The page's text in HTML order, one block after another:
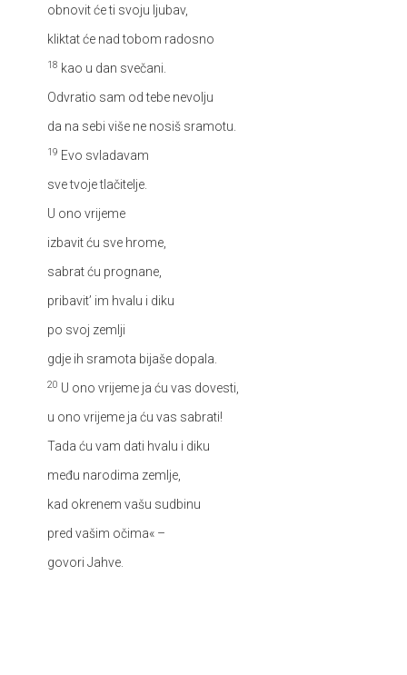
obnovit će ti svoju ljubav,
kliktat će nad tobom radosno
18 kao u dan svečani.
Odvratio sam od tebe nevolju
da na sebi više ne nosiš sramotu.
19 Evo svladavam
sve tvoje tlačitelje.
U ono vrijeme
izbavit ću sve hrome,
sabrat ću prognane,
pribavit’ im hvalu i diku
po svoj zemlji
gdje ih sramota bijaše dopala.
20 U ono vrijeme ja ću vas dovesti,
u ono vrijeme ja ću vas sabrati!
Tada ću vam dati hvalu i diku
među narodima zemlje,
kad okrenem vašu sudbinu
pred vašim očima« –
govori Jahve.